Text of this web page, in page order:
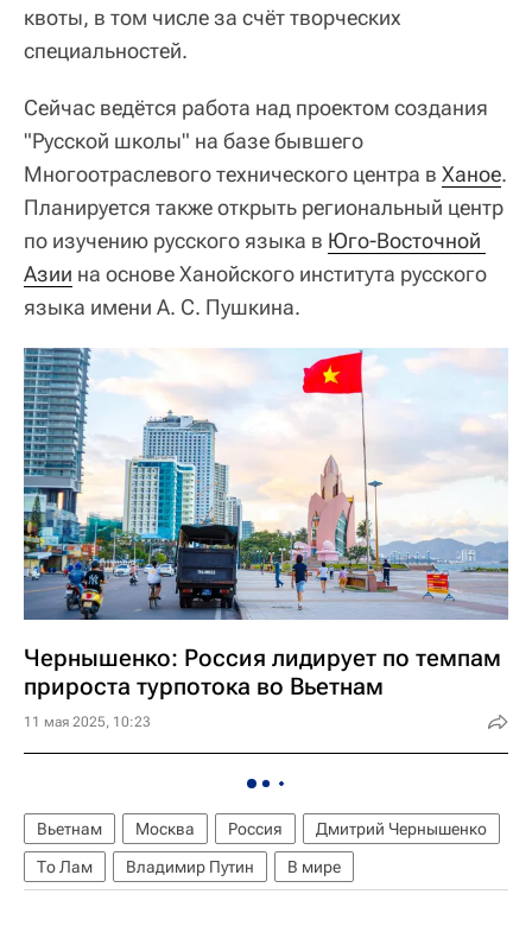
квоты, в том числе за счёт творческих
специальностей.
Сейчас ведётся работа над проектом создания
"Русской школы" на базе бывшего
Многоотраслевого технического центра в Ханое.
Планируется также открыть региональный центр
по изучению русского языка в Юго-Восточной
Азии на основе Ханойского института русского
языка имени А. С. Пушкина.
Чернышенко: Россия лидирует по темпам
прироста турпотока во Вьетнам
11 мая 2025, 10:23
Вьетнам Москва Россия
Дмитрий Чернышенко
То Лам
Владимир Путин В мире